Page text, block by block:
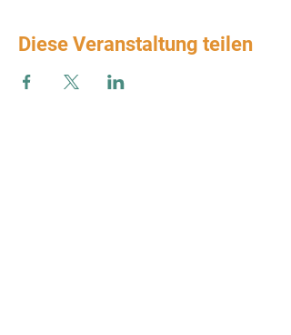
Diese Veranstaltung teilen